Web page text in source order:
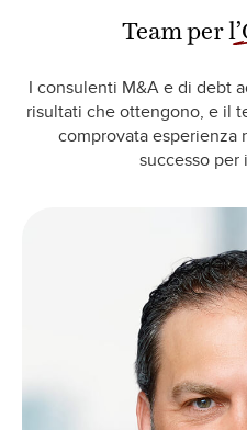
Team per
I consulenti M&A e di debt
risultati che ottengono, e il
comprovata esperienza
successo per